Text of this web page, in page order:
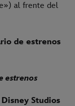
al frente del
de estrenos
estrenos
Studios